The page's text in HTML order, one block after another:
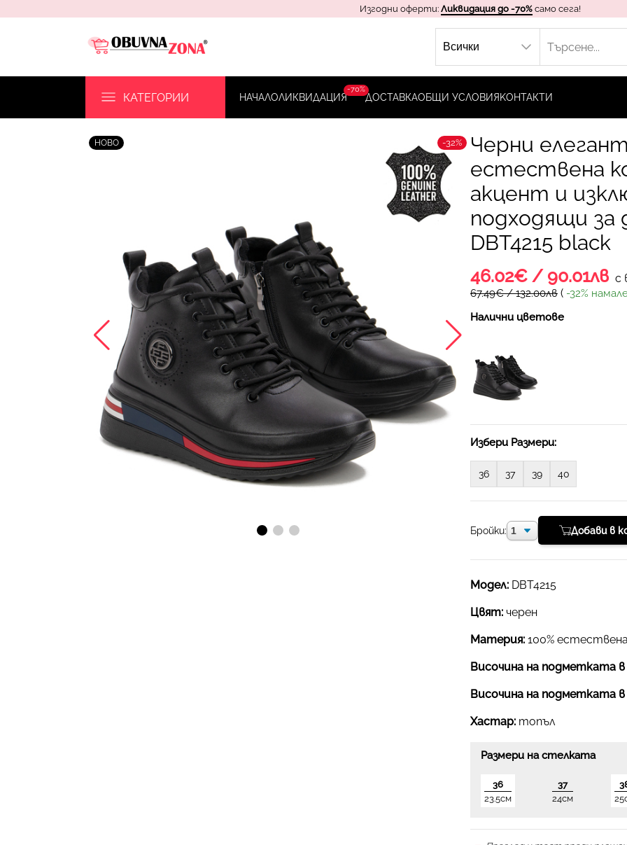
Изгодни оферти: Ликвидация до -70% само сега!
КАТЕГОРИИ НАЧАЛОЛИКВИДАЦИЯ
-70%
ДОСТАВКАОБЩИ УСЛОВИЯ KОНТАКТИ
НОВО -32%
Черни
естествена
акцент и
подходящи за
DBT4215 black
46.02€ / 90.01лв с
67.49€ / 132.00лв ( -32%
Налични цветове
Избери Размери:
36 37 39 40
Бройки: Добави в
Модел: DBT4215
Цвят: черен
Материя: 100%
Височина на подметката
Височина на подметката
Хастар: топъл
Размери на стелката
36
23.5см
37
24см